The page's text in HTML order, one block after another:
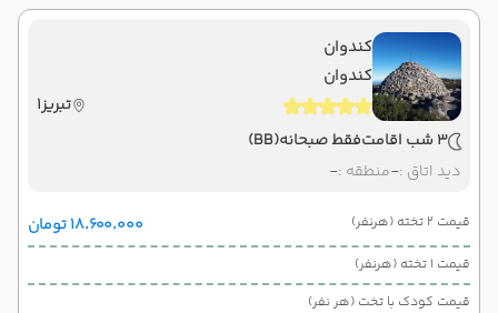
کندوان
کندوان
تبریز1
3 شب اقامت
فقط صبحانه(BB)
دید اتاق :-منطقه :-
قیمت 2 تخته (هرنفر) ۱۸٬۶۰۰٬۰۰۰ تومان
قیمت 1 تخته (هرنفر)
قیمت کودک با تخت (هر نفر)